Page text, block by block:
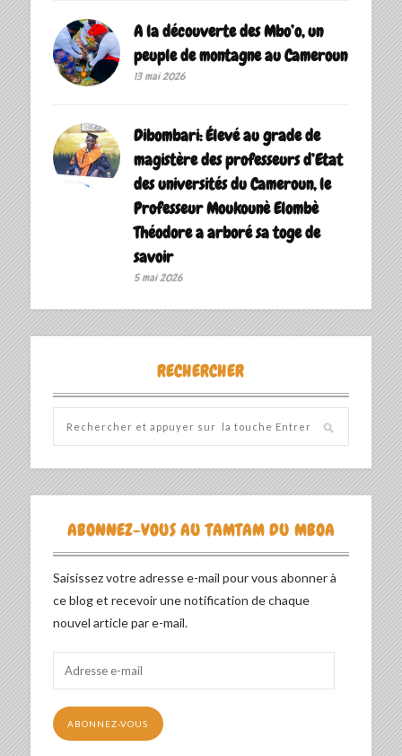
A la découverte des Mbo’o, un
peuple de montagne au Cameroun
13 mai 2026
Dibombari: Élevé au grade de
magistère des professeurs d’Etat
des universités du Cameroun, le
Professeur Moukounè Elombè
Théodore a arboré sa toge de
savoir ‎
5 mai 2026
RECHERCHER
ABONNEZ-VOUS AU TAMTAM DU MBOA
Saisissez votre adresse e-mail pour vous abonner à
ce blog et recevoir une notification de chaque
nouvel article par e-mail.
mail
ABONNEZ-VOUS